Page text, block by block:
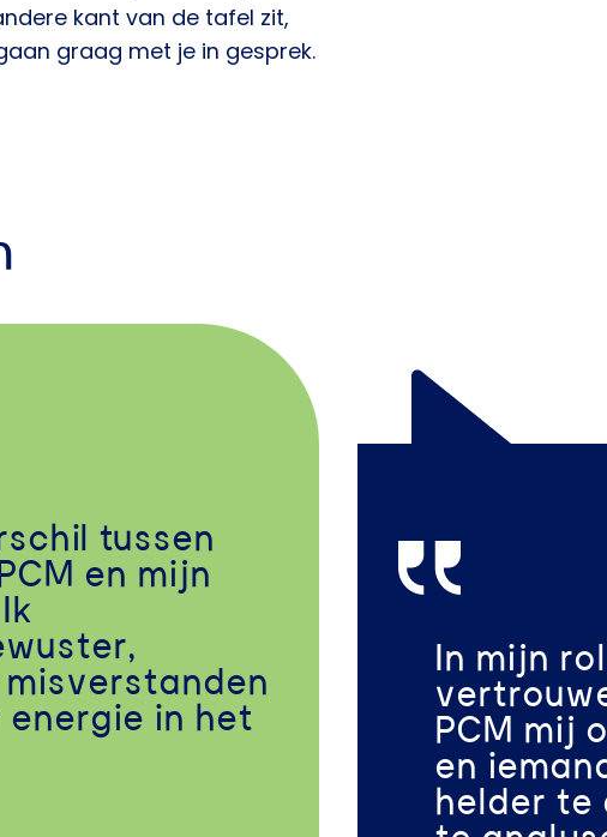
kant van de tafel zit,
graag met je in gesprek.
tussen
en mijn
energie in het
In mijn
PCM mij
en
helder te